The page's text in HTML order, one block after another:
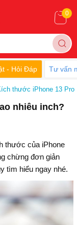
0
- Hỏi Đáp Tư vấn
thước iPhone 13 Pro
nhiêu inch?
thước của iPhone
chừng đơn giản
tìm hiểu ngay nhé.